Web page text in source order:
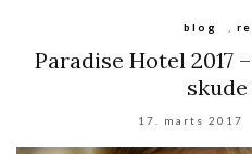
blog
Paradise Hotel 2017
17. marts 2017